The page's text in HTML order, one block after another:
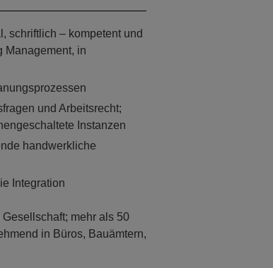
schriftlich – kompetent und
Management, in
und Arbeitsrecht;
Instanzen
handwerkliche
Integration
mehr als 50
in Büros, Bauämtern,